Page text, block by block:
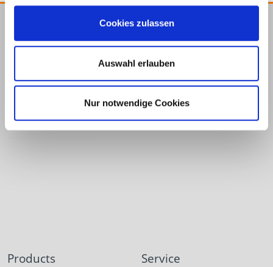
Cookies zulassen
Auswahl erlauben
Nur notwendige Cookies
Hofe 5
6245-0
6245-200
Products Service